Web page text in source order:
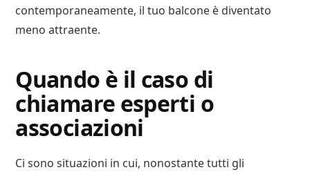
contemporaneamente, il tuo balcone è diventato
meno attraente.
Quando è il caso di
chiamare esperti o
associazioni
Ci sono situazioni in cui, nonostante tutti gli